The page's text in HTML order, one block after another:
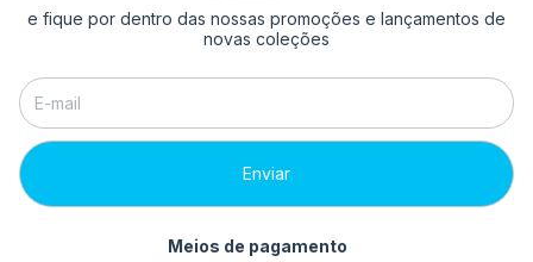
e fique por dentro das nossas promoções e lançamentos de
novas coleções
Meios de pagamento